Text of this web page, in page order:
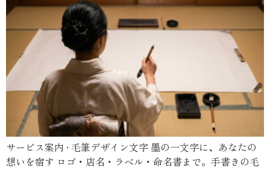
サービス案内 · 毛筆デザイン文字 墨の一文字に、あなたの
想いを宿す ロゴ・店名・ラベル・命名書まで。手書きの毛